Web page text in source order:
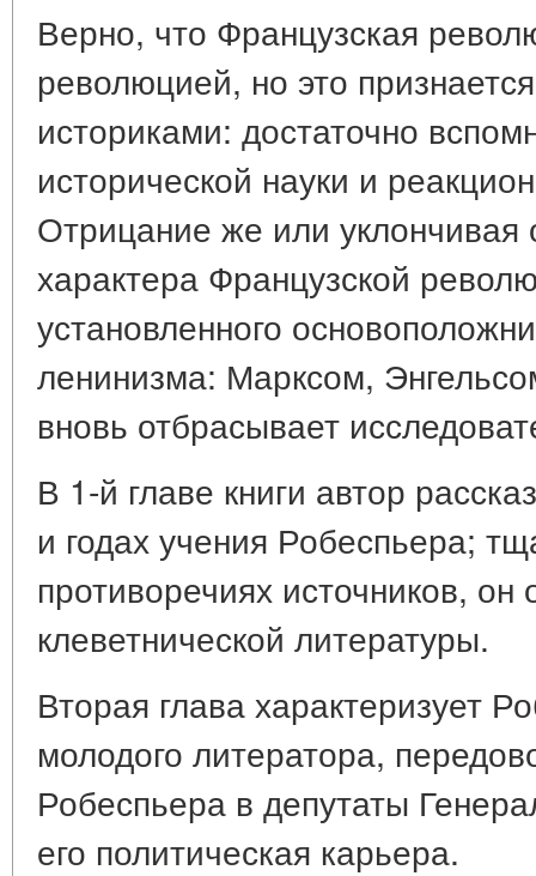
Верно, что Французская
революцией, но это
историками: достаточно
исторической науки и
Отрицание же или уклончивая
характера Французской
установленного
ленинизма: Марксом,
вновь отбрасывает
В 1-й главе книги автор
и годах учения Робеспьера;
противоречиях источников, он
клеветнической литературы.
Вторая глава характеризует
молодого литератора,
Робеспьера в депутаты
его политическая карьера.